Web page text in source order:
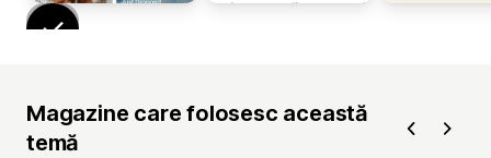
Magazine care folosesc această
temă